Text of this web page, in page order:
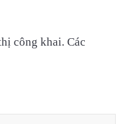
công khai. Các